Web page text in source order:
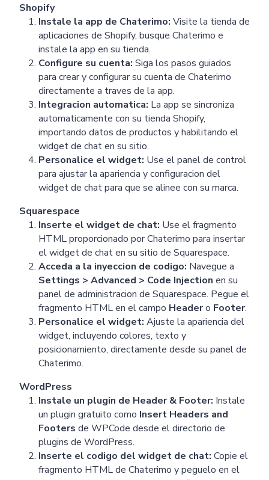
Shopify
Instale la app de Chaterimo: Visite la tienda de
aplicaciones de Shopify, busque Chaterimo e
instale la app en su tienda.
Configure su cuenta: Siga los pasos guiados
para crear y configurar su cuenta de Chaterimo
directamente a traves de la app.
Integracion automatica: La app se sincroniza
automaticamente con su tienda Shopify,
importando datos de productos y habilitando el
widget de chat en su sitio.
Personalice el widget: Use el panel de control
para ajustar la apariencia y configuracion del
widget de chat para que se alinee con su marca.
Squarespace
Inserte el widget de chat: Use el fragmento
HTML proporcionado por Chaterimo para insertar
el widget de chat en su sitio de Squarespace.
Acceda a la inyeccion de codigo: Navegue a
Settings > Advanced > Code Injection en su
panel de administracion de Squarespace. Pegue el
fragmento HTML en el campo Headero Footer.
Personalice el widget: Ajuste la apariencia del
widget, incluyendo colores, texto y
posicionamiento, directamente desde su panel de
Chaterimo.
WordPress
Instale un plugin de Header & Footer: Instale
un plugin gratuito como Insert Headers and
Footers de WPCode desde el directorio de
plugins de WordPress.
Inserte el codigo del widget de chat: Copie el
fragmento HTML de Chaterimo y peguelo en el